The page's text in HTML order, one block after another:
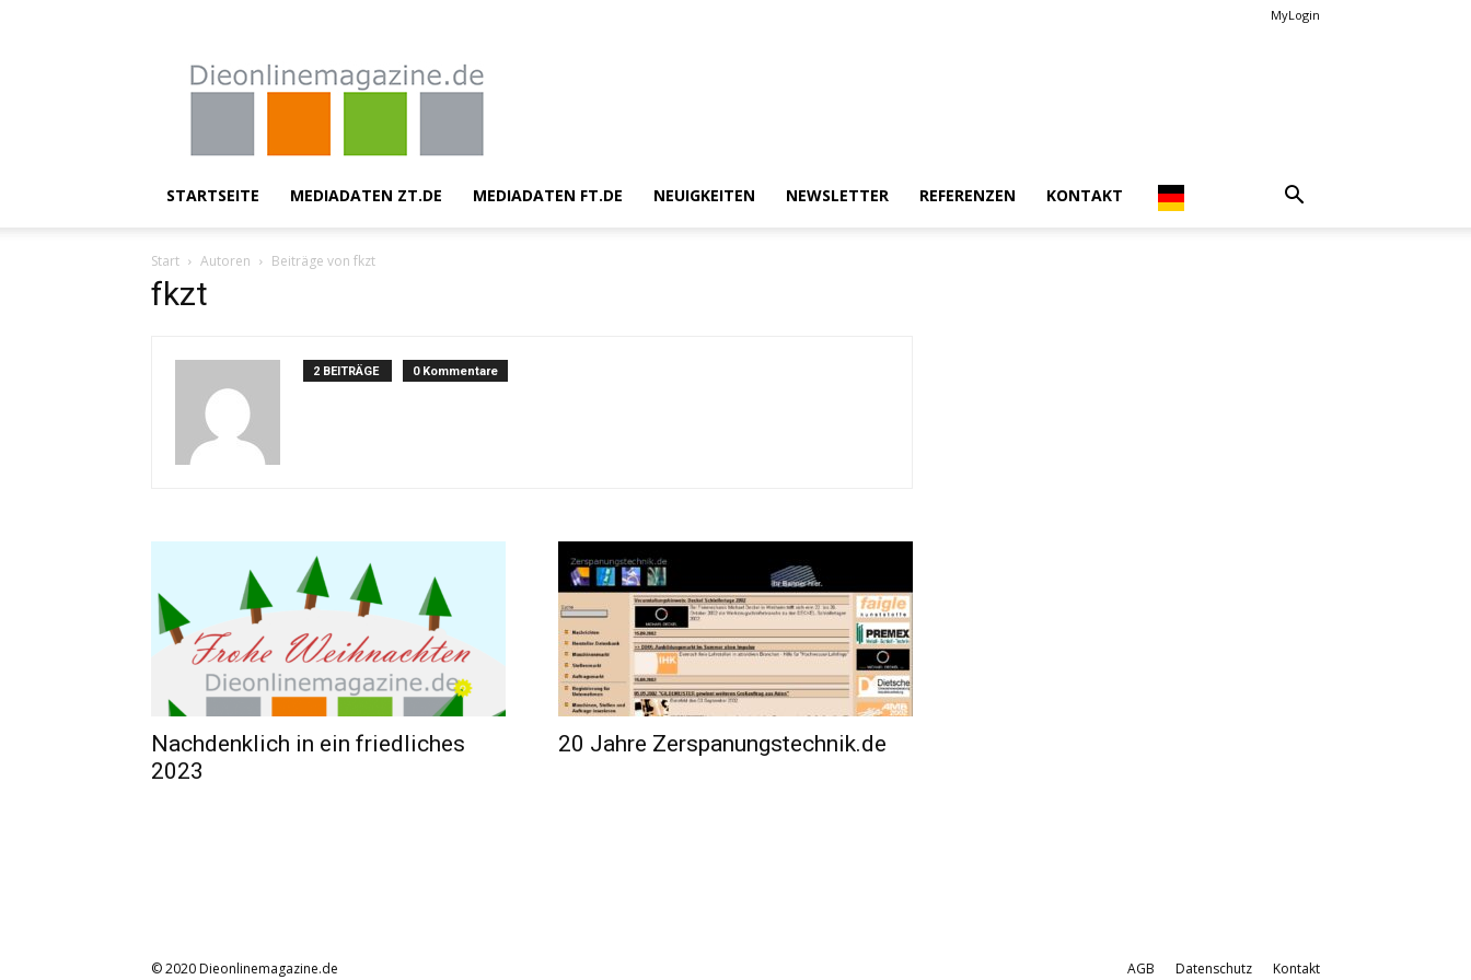
MyLogin
Dieonlinemagazine.de
STARTSEITE MEDIADATEN ZT.DE MEDIADATEN FT.DE NEUIGKEITEN NEWSLETTER REFERENZEN KONTAKT
Start Autoren Beiträge von fkzt
fkzt
2 BEITRÄGE 0 Kommentare
Nachdenklich in ein friedliches
2023
20 Jahre Zerspanungstechnik.de
AGB Datenschutz Kontakt
© 2020 Dieonlinemagazine.de